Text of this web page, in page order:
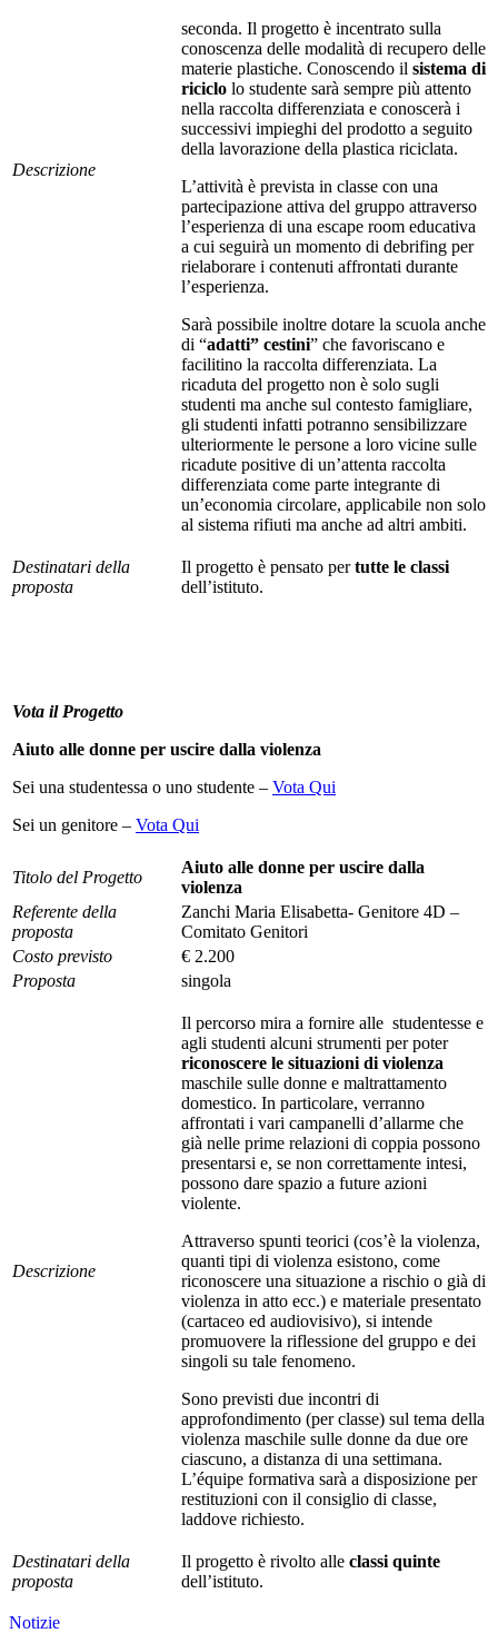
Descrizione
seconda. Il progetto è incentrato sulla
conoscenza delle modalità di recupero delle
materie plastiche. Conoscendo il sistema di
riciclo lo studente sarà sempre più attento
nella raccolta differenziata e conoscerà i
successivi impieghi del prodotto a seguito
della lavorazione della plastica riciclata.
L’attività è prevista in classe con una
partecipazione attiva del gruppo attraverso
l’esperienza di una escape room educativa
a cui seguirà un momento di debrifing per
rielaborare i contenuti affrontati durante
l’esperienza.
Sarà possibile inoltre dotare la scuola anche
di “adatti” cestini” che favoriscano e
facilitino la raccolta differenziata. La
ricaduta del progetto non è solo sugli
studenti ma anche sul contesto famigliare,
gli studenti infatti potranno sensibilizzare
ulteriormente le persone a loro vicine sulle
ricadute positive di un’attenta raccolta
differenziata come parte integrante di
un’economia circolare, applicabile non solo
al sistema rifiuti ma anche ad altri ambiti.
Destinatari della
proposta
Il progetto è pensato pertutte le classi
dell’istituto.
Vota il Progetto
Aiuto alle donne per uscire dalla violenza
Sei una studentessa o uno studente – Vota Qui
Sei un genitore – Vota Qui
Titolo del Progetto
Aiuto alle donne per uscire dalla
violenza
Referente della
proposta
Zanchi Maria Elisabetta- Genitore 4D –
Comitato Genitori
Costo previsto
€ 2.200
Proposta
singola
Descrizione
Il percorso mira a fornire alle studentesse e
agli studenti alcuni strumenti per poter
riconoscere le situazioni di violenza
maschile sulle donne e maltrattamento
domestico. In particolare, verranno
affrontati i vari campanelli d’allarme che
già nelle prime relazioni di coppia possono
presentarsi e, se non correttamente intesi,
possono dare spazio a future azioni
violente.
Attraverso spunti teorici (cos’è la violenza,
quanti tipi di violenza esistono, come
riconoscere una situazione a rischio o già di
violenza in atto ecc.) e materiale presentato
(cartaceo ed audiovisivo), si intende
promuovere la riflessione del gruppo e dei
singoli su tale fenomeno.
Sono previsti due incontri di
approfondimento (per classe) sul tema della
violenza maschile sulle donne da due ore
ciascuno, a distanza di una settimana.
L’équipe formativa sarà a disposizione per
restituzioni con il consiglio di classe,
laddove richiesto.
Destinatari della
proposta
Il progetto è rivolto alle classi quinte
dell’istituto.
Notizie